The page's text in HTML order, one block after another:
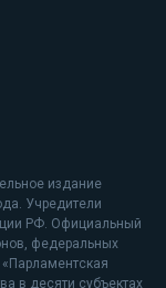
издание
Учредители
РФ. Официальный
федеральных
в десяти субъектах